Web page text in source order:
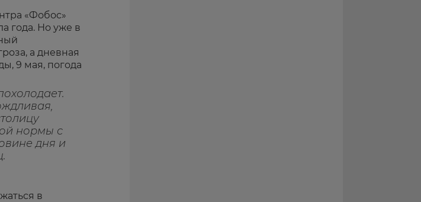
«Фобос»
года. Но уже в
а дневная
9 мая, погода
нормы с
дня и
в